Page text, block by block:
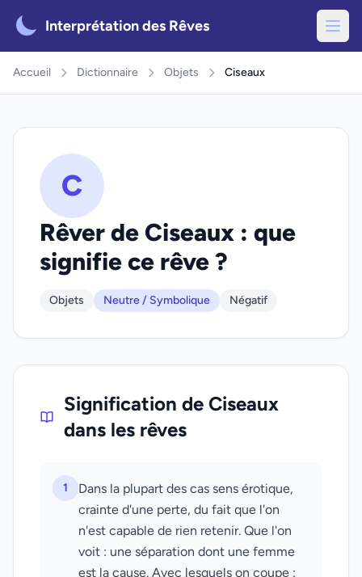
Interprétation des Rêves
Accueil Dictionnaire Objets Ciseaux
C
Rêver de Ciseaux : que
signifie ce rêve ?
Objets Neutre / Symbolique Négatif
Signification de Ciseaux
dans les rêves
1
Dans la plupart des cas sens érotique,
crainte d'une perte, du fait que l'on
n'est capable de rien retenir. Que l'on
voit : une séparation dont une femme
est la cause. Avec lesquels on coupe :